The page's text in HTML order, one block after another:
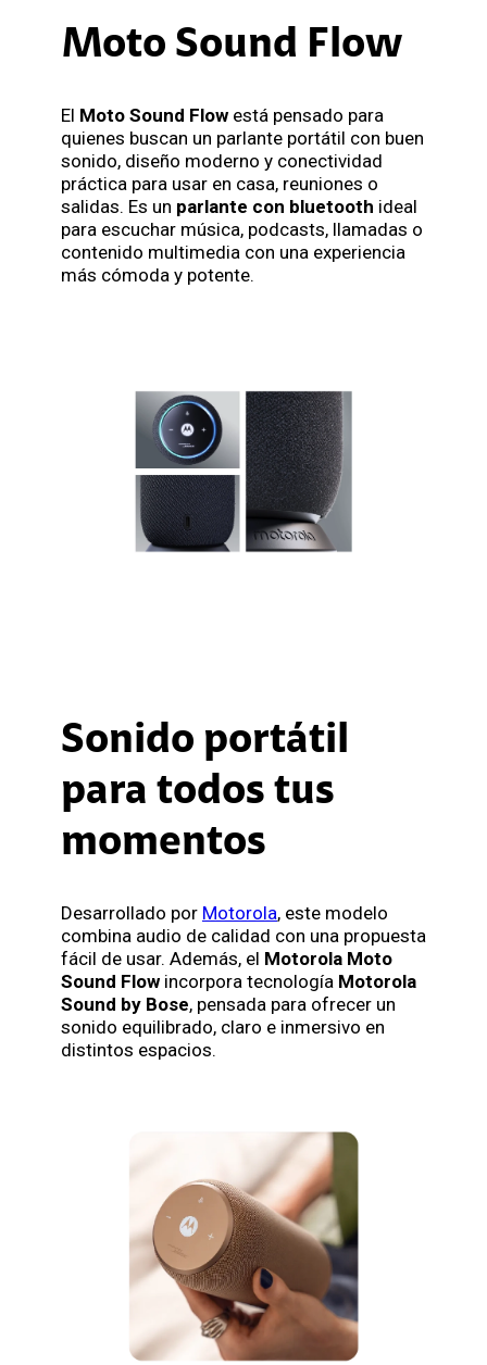
Moto Sound Flow
El Moto Sound Flow está pensado para
quienes buscan un parlante portátil con buen
sonido, diseño moderno y conectividad
práctica para usar en casa, reuniones o
salidas. Es un parlante con bluetooth ideal
para escuchar música, podcasts, llamadas o
contenido multimedia con una experiencia
más cómoda y potente.
Sonido portátil
para todos tus
momentos
Desarrollado por Motorola, este modelo
combina audio de calidad con una propuesta
fácil de usar. Además, el Motorola Moto
Sound Flow incorpora tecnología Motorola
Sound by Bose, pensada para ofrecer un
sonido equilibrado, claro e inmersivo en
distintos espacios.